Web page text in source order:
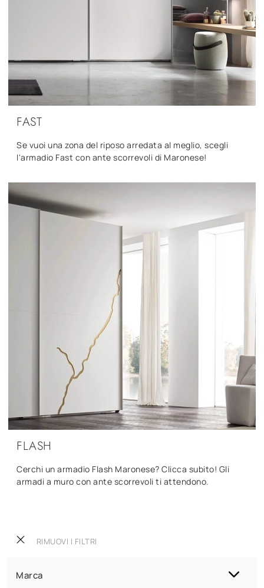
RIMUOVI I FILTRI
Marca
FAST
Se vuoi una zona del riposo arredata al meglio, scegli
l'armadio Fast con ante scorrevoli di Maronese!
FLASH
Cerchi un armadio Flash Maronese? Clicca subito! Gli
armadi a muro con ante scorrevoli ti attendono.